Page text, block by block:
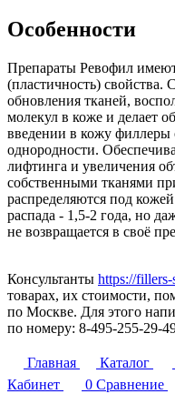
Особенности
Препараты Ревофил
(пластичность) свойства.
обновления тканей,
молекул в коже и делает
введении в кожу филлеры
однородности.
лифтинга и увеличения
собственными тканями
распределяются под
распада - 1,5-2 года, но
не возвращается в своё
Консультанты https://fillers-
товарах, их стоимости,
по Москве. Для этого
по номеру: 8-495-255-29-
Главная Каталог
Кабинет
0 Сравнение